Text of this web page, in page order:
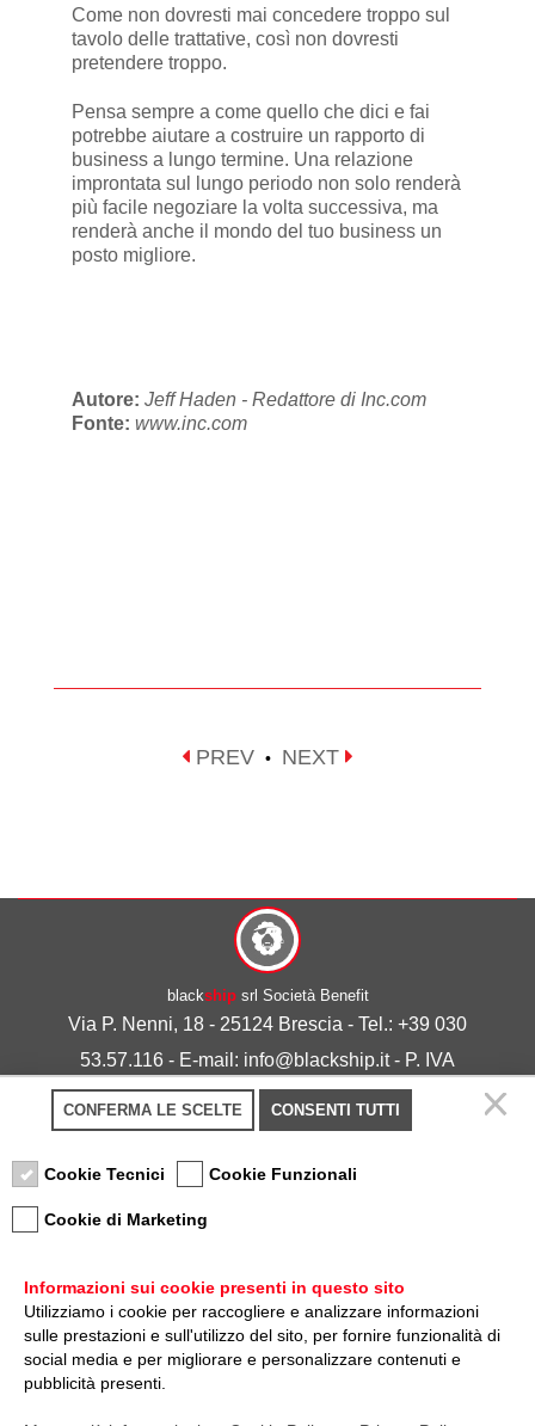
Come non dovresti mai concedere troppo sul
tavolo delle trattative, così non dovresti
pretendere troppo.
Pensa sempre a come quello che dici e fai
potrebbe aiutare a costruire un rapporto di
business a lungo termine. Una relazione
improntata sul lungo periodo non solo renderà
più facile negoziare la volta successiva, ma
renderà anche il mondo del tuo business un
posto migliore.
Autore: Jeff Haden - Redattore di Inc.com
Fonte: www.inc.com
PREV • NEXT
blackshipsrl Società Benefit
Via P. Nenni, 18 - 25124 Brescia - Tel.: +39 030
53.57.116 - E-mail: info@blackship.it - P. IVA
03492980986
Privacy policy-Cookie policy
Nota sulla Certificazione
CONFERMA LE SCELTE CONSENTI TUTTI
Cookie Tecnici Cookie Funzionali
Cookie di Marketing
Informazioni sui cookie presenti in questo sito
Utilizziamo i cookie per raccogliere e analizzare informazioni
sulle prestazioni e sull'utilizzo del sito, per fornire funzionalità di
social media e per migliorare e personalizzare contenuti e
pubblicità presenti.